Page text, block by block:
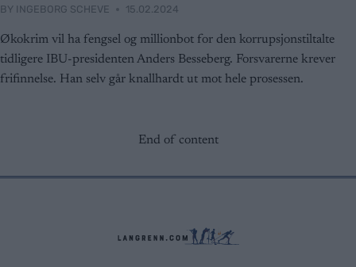
BY INGEBORG SCHEVE 15.02.2024
Økokrim vil ha fengsel og millionbot for den korrupsjonstiltalte
tidligere IBU-presidenten Anders Besseberg. Forsvarerne krever
frifinnelse. Han selv går knallhardt ut mot hele prosessen.
End of content